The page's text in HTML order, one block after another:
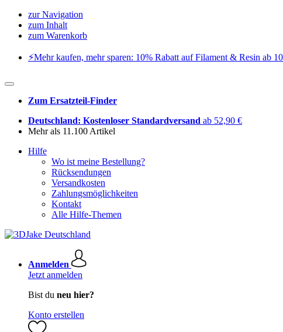
zur Navigation
zum Inhalt
zum Warenkorb
⚡️Mehr kaufen, mehr sparen: 10% Rabatt auf Filament & Resin ab
Zum Ersatzteil-Finder
Deutschland: Kostenloser Standardversand ab 52,90 €
Mehr als 11.100 Artikel
Hilfe
Wo ist meine Bestellung?
Rücksendungen
Versandkosten
Zahlungsmöglichkeiten
Kontakt
Alle Hilfe-Themen
Anmelden
Jetzt anmelden
Bist du neu hier?
Konto erstellen